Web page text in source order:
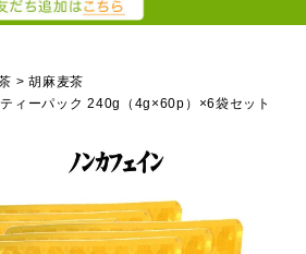
胡麻麦茶
ィーパック 240g（4g×60p）×6袋セット